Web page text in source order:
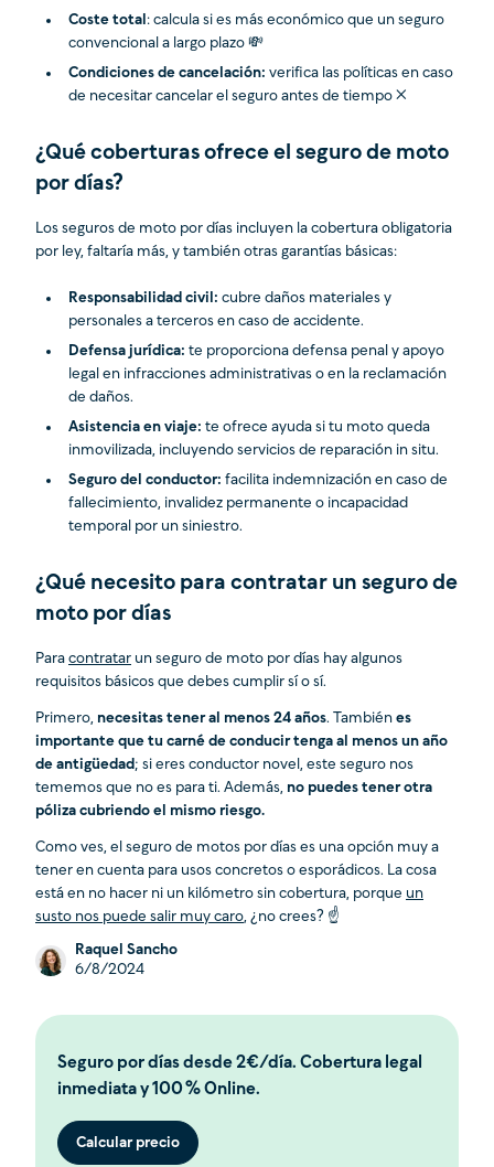
Coste total : calcula si es más económico que un seguro
convencional a largo plazo 💸
Condiciones de cancelación: verifica las políticas en caso
de necesitar cancelar el seguro antes de tiempo ❌
¿Qué coberturas ofrece el seguro de moto
por días?
Los seguros de moto por días incluyen la cobertura obligatoria
por ley, faltaría más, y también otras garantías básicas:
Responsabilidad civil: cubre daños materiales y
personales a terceros en caso de accidente.
Defensa jurídica: te proporciona defensa penal y apoyo
legal en infracciones administrativas o en la reclamación
de daños.
Asistencia en viaje: te ofrece ayuda si tu moto queda
inmovilizada, incluyendo servicios de reparación in situ.
Seguro del conductor: facilita indemnización en caso de
fallecimiento, invalidez permanente o incapacidad
temporal por un siniestro.
¿Qué necesito para contratar un seguro de
moto por días
Para contratar un seguro de moto por días hay algunos
requisitos básicos que debes cumplir sí o sí.
Primero, necesitas tener al menos 24 años. También es
importante que tu carné de conducir tenga al menos un año
de antigüedad ; si eres conductor novel, este seguro nos
tememos que no es para ti. Además, no puedes tener otra
póliza cubriendo el mismo riesgo.
Como ves, el seguro de motos por días es una opción muy a
tener en cuenta para usos concretos o esporádicos. La cosa
está en no hacer ni un kilómetro sin cobertura, porque un
susto nos puede salir muy caro, ¿no crees? ☝️
Raquel Sancho
6/8/2024
Seguro por días desde 2€/día. Cobertura legal
inmediata y 100 % Online.
Calcular precio